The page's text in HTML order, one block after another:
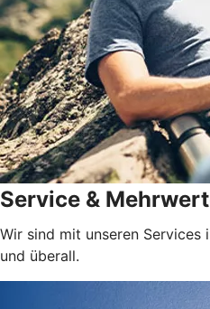
Service &
Wir sind mit unseren Services
und überall.